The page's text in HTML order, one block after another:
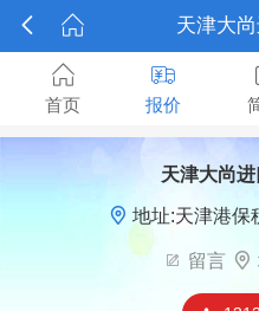
 

首页

报价
天津大尚
 地址:天津港保
 留言 